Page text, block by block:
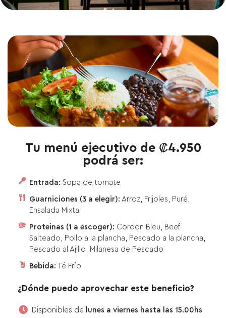
Tu menú ejecutivo de ₡4.950
podrá ser:
Entrada: Sopa de tomate
Guarniciones (3 a elegir): Arroz, Frijoles, Puré,
Ensalada Mixta
Proteinas (1 a escoger): Cordon Bleu, Beef
Salteado, Pollo a la plancha, Pescado a la plancha,
Pescado al Ajillo, Milanesa de Pescado
Bebida: Té Frío
¿Dónde puedo aprovechar este beneficio?
Disponibles de lunes a viernes hasta las 15.00hs